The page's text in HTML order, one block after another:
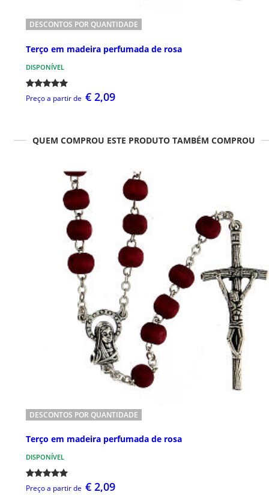
DESCONTOS POR QUANTIDADE
Terço em madeira perfumada de rosa
DISPONÍVEL
Preço a partir de € 2,09
QUEM COMPROU ESTE PRODUTO TAMBÉM COMPROU
DESCONTOS POR QUANTIDADE
Terço em madeira perfumada de rosa
DISPONÍVEL
Preço a partir de € 2,09